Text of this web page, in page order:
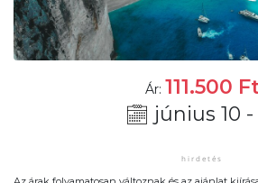
Ár: 111.500
június 10 -